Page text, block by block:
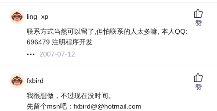
ling_xp
联系方式当然可以留了,但怕联系的人太多嘛, 本人QQ:
696479 注明程序开发
2007-07-12
赞
fxbird
我很想做，不过现在没时间。
先留个msn吧：fxbird@@hotmail.com
赞